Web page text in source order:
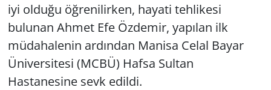
iyi olduğu öğrenilirken, hayati tehlikesi
bulunan Ahmet Efe Özdemir, yapılan ilk
müdahalenin ardından Manisa Celal Bayar
Üniversitesi (MCBÜ) Hafsa Sultan
Hastanesine sevk edildi.